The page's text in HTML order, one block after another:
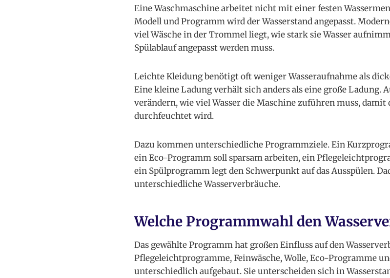
Eine Waschmaschine arbeitet nicht mit einer festen
Modell und Programm wird der Wasserstand angepasst.
viel Wäsche in der Trommel liegt, wie stark sie Wasser
Spülablauf angepasst werden muss.
Leichte Kleidung benötigt oft weniger Wasseraufnahme als
Eine kleine Ladung verhält sich anders als eine große Ladung.
verändern, wie viel Wasser die Maschine zuführen muss, damit
durchfeuchtet wird.
Dazu kommen unterschiedliche Programmziele. Ein
ein Eco-Programm soll sparsam arbeiten, ein
ein Spülprogramm legt den Schwerpunkt auf das Ausspülen.
unterschiedliche Wasserverbräuche.
Welche Programmwahl den
Das gewählte Programm hat großen Einfluss auf den
Pflegeleichtprogramme, Feinwäsche, Wolle, Eco-Programme
unterschiedlich aufgebaut. Sie unterscheiden sich in